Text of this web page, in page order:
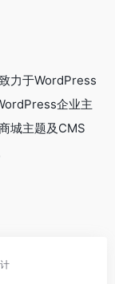
力于WordPress
企业主
城主题及CMS